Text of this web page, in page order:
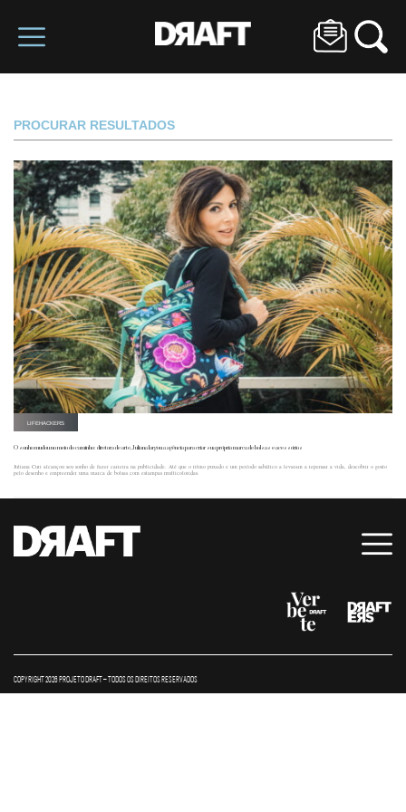
PROCURAR RESULTADOS
LIFEHACKERS
O sonho mudou no meio do caminho: diretora de arte, Juliana largou a agência para criar sua própria marca de bolsas e acessórios
Juliana Curi alcançou seu sonho de fazer carreira na publicidade. Até que o ritmo puxado e um período sabático a levaram a repensar a vida, descobrir o gosto
pelo desenho e empreender uma marca de bolsas com estampas multicoloridas.
COPYRIGHT 2026 PROJETO DRAFT – TODOS OS DIREITOS RESERVADOS